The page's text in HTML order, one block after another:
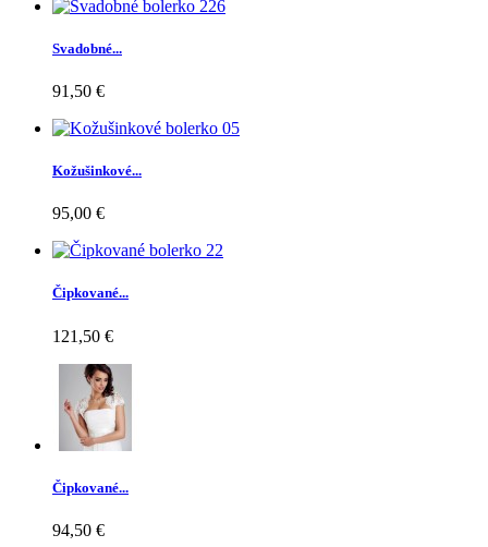
Svadobné...
91,50 €
Kožušinkové...
95,00 €
Čipkované...
121,50 €
Čipkované...
94,50 €